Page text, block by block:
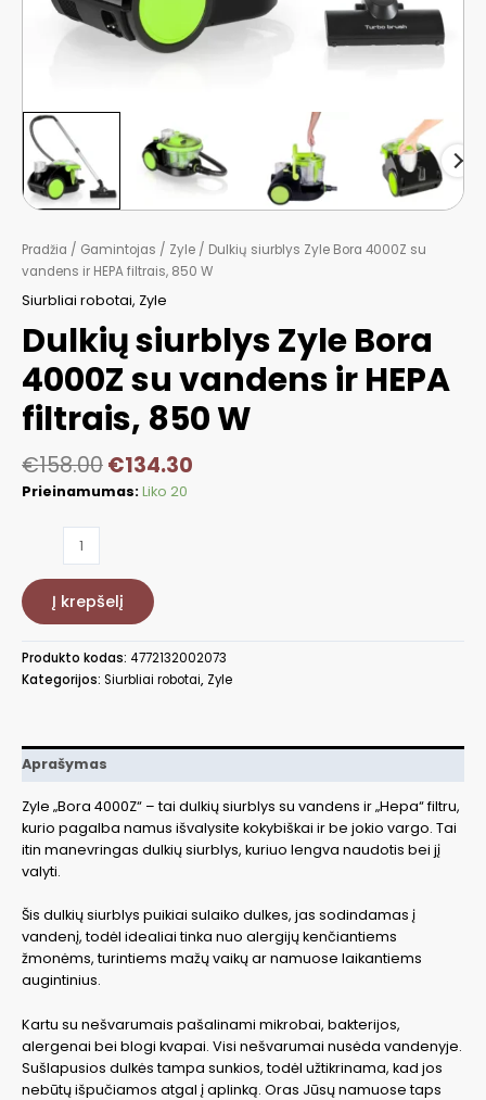
Pradžia / Gamintojas / Zyle / Dulkių siurblys Zyle Bora 4000Z su
vandens ir HEPA filtrais, 850 W
Siurbliai robotai, Zyle
Dulkių siurblys Zyle Bora
4000Z su vandens ir HEPA
filtrais, 850 W
€158.00€134.30
Prieinamumas:Liko 20
Dulkių
siurblys
Zyle
4000Z
su
HEPA
filtrais,
W
Į krepšelį
Produkto kodas: 4772132002073
Kategorijos: Siurbliai robotai, Zyle
Aprašymas
Zyle „Bora 4000Z“ – tai dulkių siurblys su vandens ir „Hepa“ filtru,
kurio pagalba namus išvalysite kokybiškai ir be jokio vargo. Tai
itin manevringas dulkių siurblys, kuriuo lengva naudotis bei jį
valyti.
Šis dulkių siurblys puikiai sulaiko dulkes, jas sodindamas į
vandenį, todėl idealiai tinka nuo alergijų kenčiantiems
žmonėms, turintiems mažų vaikų ar namuose laikantiems
augintinius.
Kartu su nešvarumais pašalinami mikrobai, bakterijos,
alergenai bei blogi kvapai. Visi nešvarumai nusėda vandenyje.
Sušlapusios dulkės tampa sunkios, todėl užtikrinama, kad jos
nebūtų išpučiamos atgal į aplinką. Oras Jūsų namuose taps